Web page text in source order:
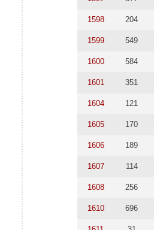
1598 204
1599 549
1600 584
1601 351
1604 121
1605 170
1606 189
1607 114
1608 256
1610 696